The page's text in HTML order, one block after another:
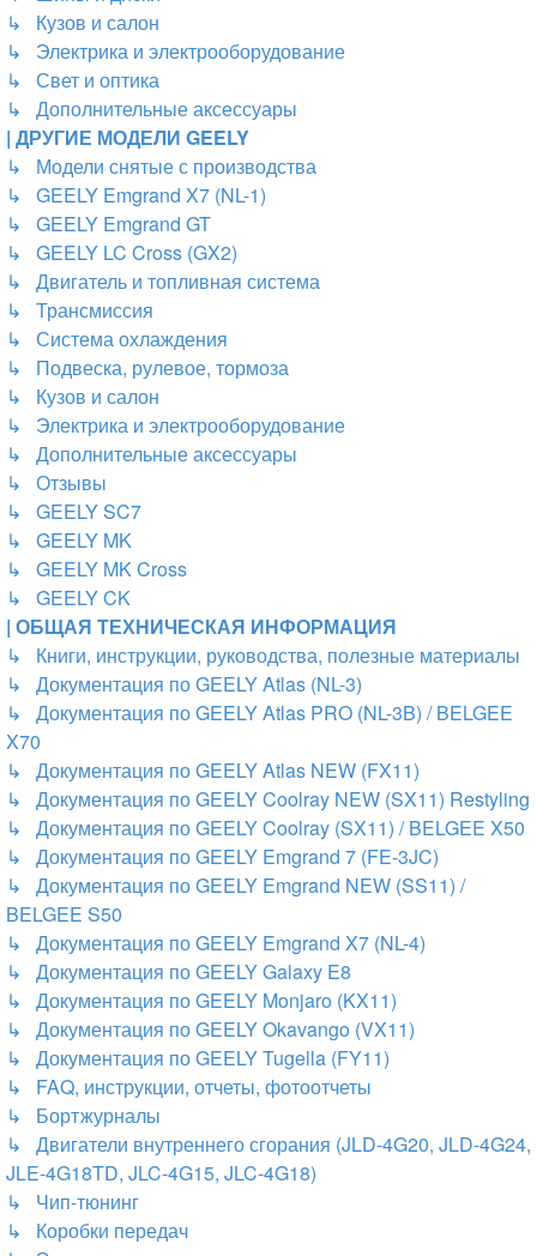
↳ Кузов и салон
↳ Электрика и электрооборудование
↳ Свет и оптика
↳ Дополнительные аксессуары
| ДРУГИЕ МОДЕЛИ GEELY
↳ Модели снятые с производства
↳ GEELY Emgrand X7 (NL-1)
↳ GEELY Emgrand GT
↳ GEELY LC Cross (GX2)
↳ Двигатель и топливная система
↳ Трансмиссия
↳ Система охлаждения
↳ Подвеска, рулевое, тормоза
↳ Кузов и салон
↳ Электрика и электрооборудование
↳ Дополнительные аксессуары
↳ Отзывы
↳ GEELY SC7
↳ GEELY MK
↳ GEELY MK Cross
↳ GEELY CK
| ОБЩАЯ ТЕХНИЧЕСКАЯ ИНФОРМАЦИЯ
↳ Книги, инструкции, руководства, полезные материалы
↳ Документация по GEELY Atlas (NL-3)
↳ Документация по GEELY Atlas PRO (NL-3B) / BELGEE
X70
↳ Документация по GEELY Atlas NEW (FX11)
↳ Документация по GEELY Coolray NEW (SX11) Restyling
↳ Документация по GEELY Coolray (SX11) / BELGEE X50
↳ Документация по GEELY Emgrand 7 (FE-3JC)
↳ Документация по GEELY Emgrand NEW (SS11) /
BELGEE S50
↳ Документация по GEELY Emgrand X7 (NL-4)
↳ Документация по GEELY Galaxy E8
↳ Документация по GEELY Monjaro (KX11)
↳ Документация по GEELY Okavango (VX11)
↳ Документация по GEELY Tugella (FY11)
↳ FAQ, инструкции, отчеты, фотоотчеты
↳ Бортжурналы
↳ Двигатели внутреннего сгорания (JLD-4G20, JLD-4G24,
JLE-4G18TD, JLC-4G15, JLC-4G18)
↳ Чип-тюнинг
↳ Коробки передач